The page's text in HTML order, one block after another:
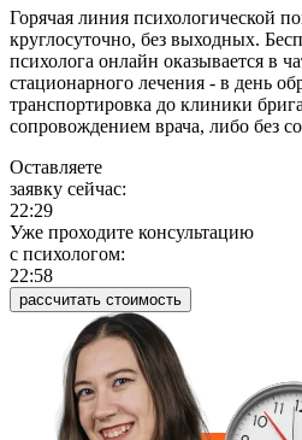
Горячая линия психологической
круглосуточно, без выходных.
психолога онлайн оказывается в
стационарного лечения - в день
транспортировка до клиники
сопровождением врача, либо без
Оставляете
заявку сейчас:
22:29
Уже проходите консультацию
c психологом:
22:58
рассчитать стоимость